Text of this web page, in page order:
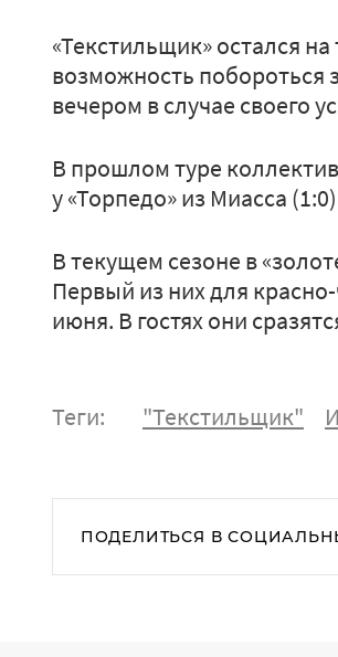
«Текстильщик» остался
возможность побороться
вечером в случае своего
В прошлом туре
у «Торпедо» из Миасса
В текущем сезоне в
Первый из них для
июня. В гостях они
Теги: "Текстильщик"
ПОДЕЛИТЬСЯ В